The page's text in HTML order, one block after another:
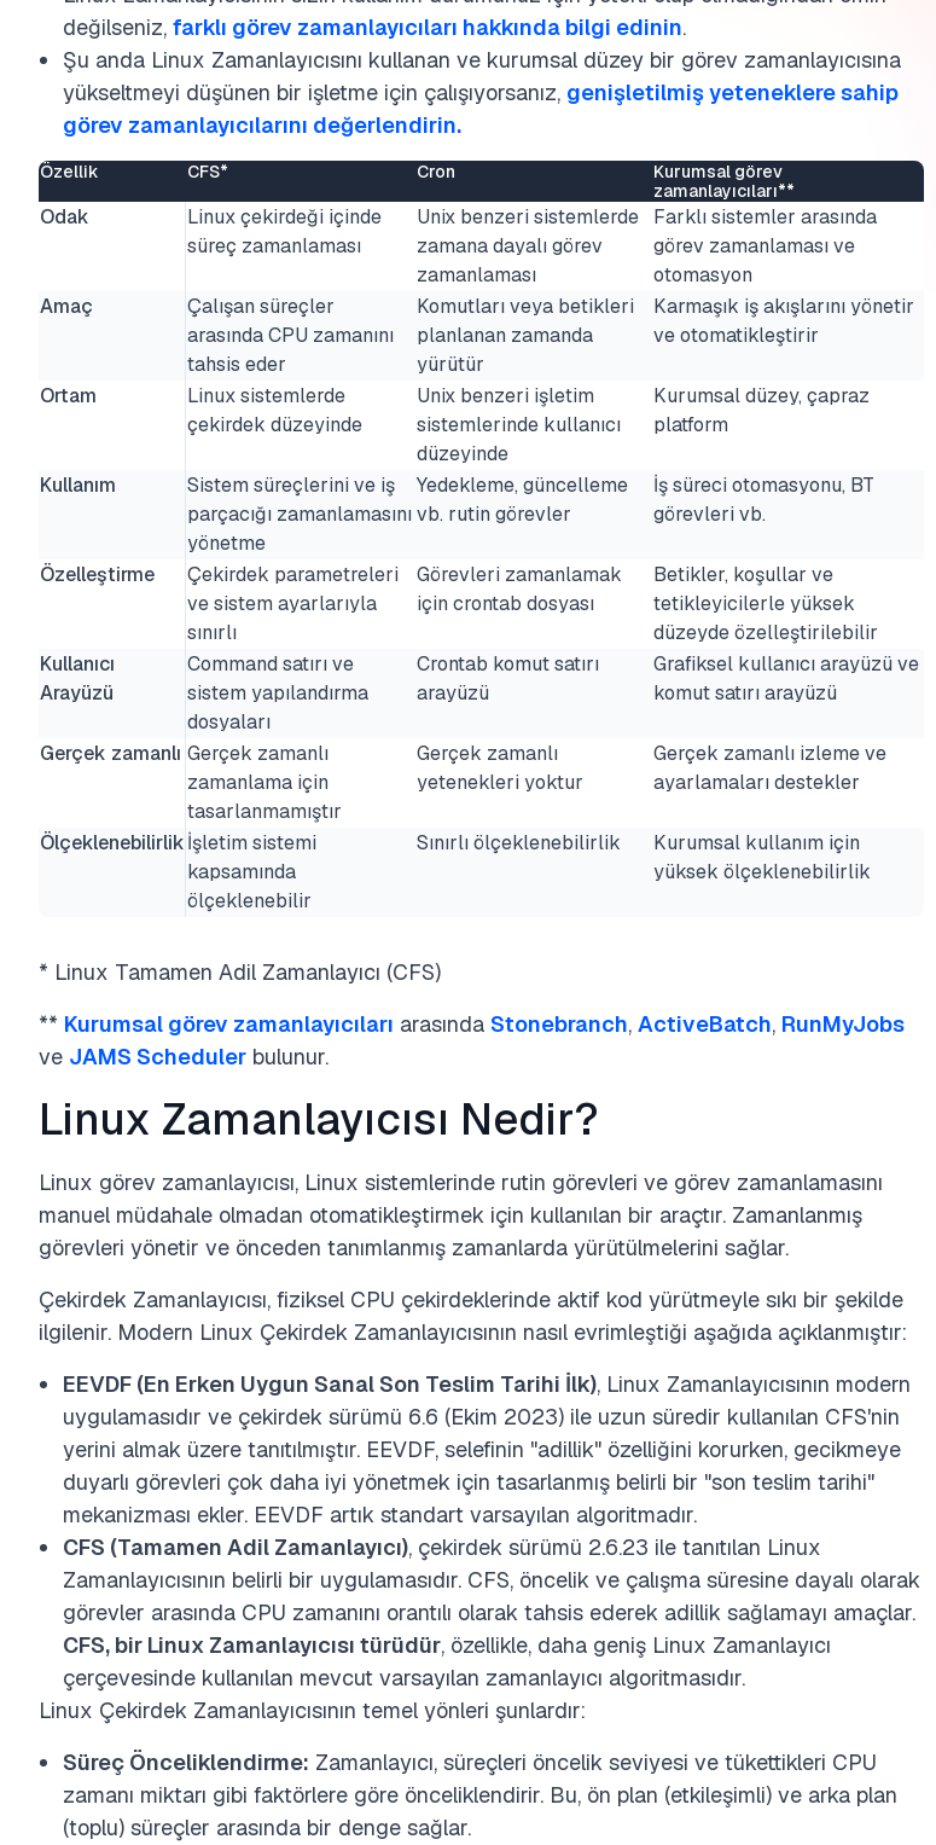
değilseniz, farklı görev zamanlayıcıları hakkında bilgi edinin.
Şu anda Linux Zamanlayıcısını kullanan ve kurumsal düzey bir görev zamanlayıcısına
yükseltmeyi düşünen bir işletme için çalışıyorsanız, genişletilmiş yeteneklere sahip
görev zamanlayıcılarını değerlendirin.
Özellik CFS* Cron
Kurumsal görev
zamanlayıcıları**
Odak
Linux çekirdeği içinde
süreç zamanlaması
Unix benzeri sistemlerde
zamana dayalı görev
zamanlaması
Farklı sistemler arasında
görev zamanlaması ve
otomasyon
Amaç
Çalışan süreçler
arasında CPU zamanını
tahsis eder
Komutları veya betikleri
planlanan zamanda
yürütür
Karmaşık iş akışlarını yönetir
ve otomatikleştirir
Ortam
Linux sistemlerde
çekirdek düzeyinde
Unix benzeri işletim
sistemlerinde kullanıcı
düzeyinde
Kurumsal düzey, çapraz
platform
Kullanım
Sistem süreçlerini ve iş
parçacığı zamanlamasını
yönetme
Yedekleme, güncelleme
vb. rutin görevler
İş süreci otomasyonu, BT
görevleri vb.
Özelleştirme
Çekirdek parametreleri
ve sistem ayarlarıyla
sınırlı
Görevleri zamanlamak
için crontab dosyası
Betikler, koşullar ve
tetikleyicilerle yüksek
düzeyde özelleştirilebilir
Kullanıcı
Arayüzü
Command satırı ve
sistem yapılandırma
dosyaları
Crontab komut satırı
arayüzü
Grafiksel kullanıcı arayüzü ve
komut satırı arayüzü
Gerçek zamanlı Gerçek zamanlı
zamanlama için
tasarlanmamıştır
Gerçek zamanlı
yetenekleri yoktur
Gerçek zamanlı izleme ve
ayarlamaları destekler
Ölçeklenebilirlikİşletim sistemi
kapsamında
ölçeklenebilir
Sınırlı ölçeklenebilirlik
Kurumsal kullanım için
yüksek ölçeklenebilirlik
* Linux Tamamen Adil Zamanlayıcı (CFS)
** Kurumsal görev zamanlayıcıları arasında Stonebranch, ActiveBatch, RunMyJobs
ve JAMS Scheduler bulunur.
Linux Zamanlayıcısı Nedir?
Linux görev zamanlayıcısı, Linux sistemlerinde rutin görevleri ve görev zamanlamasını
manuel müdahale olmadan otomatikleştirmek için kullanılan bir araçtır. Zamanlanmış
görevleri yönetir ve önceden tanımlanmış zamanlarda yürütülmelerini sağlar.
Çekirdek Zamanlayıcısı, fiziksel CPU çekirdeklerinde aktif kod yürütmeyle sıkı bir şekilde
ilgilenir. Modern Linux Çekirdek Zamanlayıcısının nasıl evrimleştiği aşağıda açıklanmıştır:
EEVDF (En Erken Uygun Sanal Son Teslim Tarihi İlk), Linux Zamanlayıcısının modern
uygulamasıdır ve çekirdek sürümü 6.6 (Ekim 2023) ile uzun süredir kullanılan CFS'nin
yerini almak üzere tanıtılmıştır. EEVDF, selefinin "adillik" özelliğini korurken, gecikmeye
duyarlı görevleri çok daha iyi yönetmek için tasarlanmış belirli bir "son teslim tarihi"
mekanizması ekler. EEVDF artık standart varsayılan algoritmadır.
CFS (Tamamen Adil Zamanlayıcı), çekirdek sürümü 2.6.23 ile tanıtılan Linux
Zamanlayıcısının belirli bir uygulamasıdır. CFS, öncelik ve çalışma süresine dayalı olarak
görevler arasında CPU zamanını orantılı olarak tahsis ederek adillik sağlamayı amaçlar.
CFS, bir Linux Zamanlayıcısı türüdür, özellikle, daha geniş Linux Zamanlayıcı
çerçevesinde kullanılan mevcut varsayılan zamanlayıcı algoritmasıdır.
Linux Çekirdek Zamanlayıcısının temel yönleri şunlardır:
Süreç Önceliklendirme: Zamanlayıcı, süreçleri öncelik seviyesi ve tükettikleri CPU
zamanı miktarı gibi faktörlere göre önceliklendirir. Bu, ön plan (etkileşimli) ve arka plan
(toplu) süreçler arasında bir denge sağlar.